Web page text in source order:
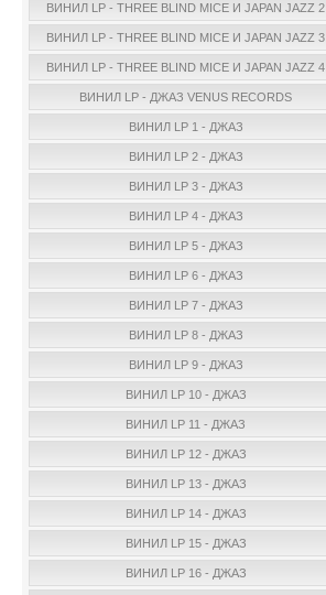
ВИНИЛ LP - THREE BLIND MICE И JAPAN JAZZ 2
ВИНИЛ LP - THREE BLIND MICE И JAPAN JAZZ 3
ВИНИЛ LP - THREE BLIND MICE И JAPAN JAZZ 4
ВИНИЛ LP - ДЖАЗ VENUS RECORDS
ВИНИЛ LP 1 - ДЖАЗ
ВИНИЛ LP 2 - ДЖАЗ
ВИНИЛ LP 3 - ДЖАЗ
ВИНИЛ LP 4 - ДЖАЗ
ВИНИЛ LP 5 - ДЖАЗ
ВИНИЛ LP 6 - ДЖАЗ
ВИНИЛ LP 7 - ДЖАЗ
ВИНИЛ LP 8 - ДЖАЗ
ВИНИЛ LP 9 - ДЖАЗ
ВИНИЛ LP 10 - ДЖАЗ
ВИНИЛ LP 11 - ДЖАЗ
ВИНИЛ LP 12 - ДЖАЗ
ВИНИЛ LP 13 - ДЖАЗ
ВИНИЛ LP 14 - ДЖАЗ
ВИНИЛ LP 15 - ДЖАЗ
ВИНИЛ LP 16 - ДЖАЗ